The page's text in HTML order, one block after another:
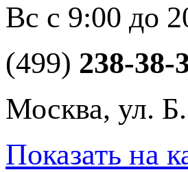
Вс с 9:00 до
(499) 238-38-
Москва, ул.
Показать на